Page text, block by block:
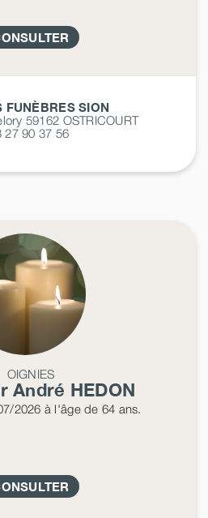
FUNÈBRES SION
59162 OSTRICOURT
27 90 37 56
OIGNIES
André HEDON
2026 à l'âge de 64 ans.